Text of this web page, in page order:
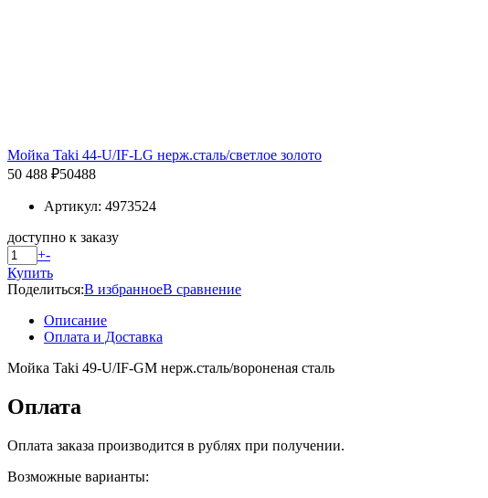
Мойка Taki 44-U/IF-LG нерж.сталь/светлое золото
50 488 ₽50488
Артикул: 4973524
доступно к заказу
+-
Купить
Поделиться:В избранноеВ сравнение
Описание
Оплата и Доставка
Мойка Taki 49-U/IF-GM нерж.сталь/вороненая сталь
Оплата
Оплата заказа производится в рублях при получении.
Возможные варианты: